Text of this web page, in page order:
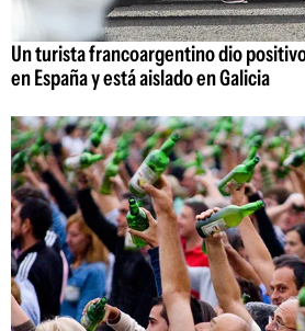
Un turista francoargentino dio
en España y está aislado en Galicia